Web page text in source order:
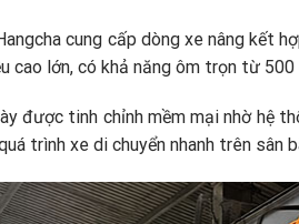
cung cấp dòng xe nâng kết
cao lớn, có khả năng ôm trọn từ
được tinh chỉnh mềm mại nhờ hệ
trình xe di chuyển nhanh trên sân